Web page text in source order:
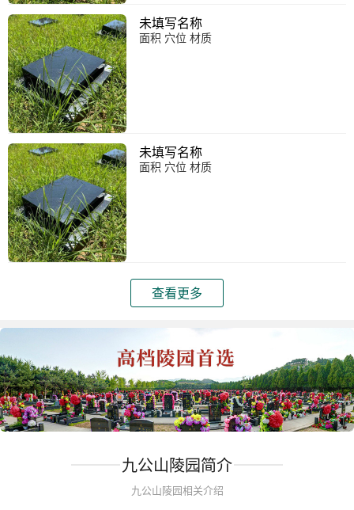
未填写名称
面积 穴位 材质
未填写名称
面积 穴位 材质
查看更多
九公山陵园简介
九公山陵园相关介绍